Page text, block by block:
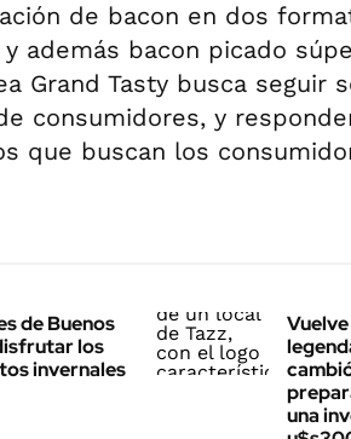
de bacon en dos
además bacon picado
Grand Tasty busca seguir
consumidores, y
que buscan los
de Buenos
los
invernales
una